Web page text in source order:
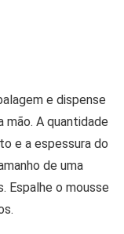
e dispense
mão. A quantidade
e a espessura do
de uma
Espalhe o mousse